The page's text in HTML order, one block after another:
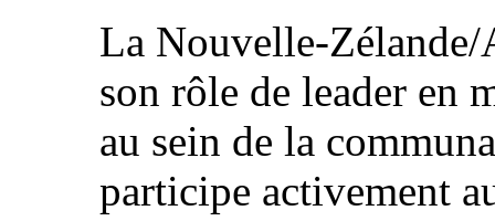
La Nouvelle-Zélande/
son rôle de leader en
au sein de la
participe activement